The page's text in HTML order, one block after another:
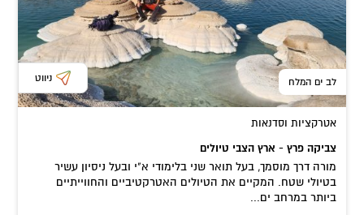
לב ים המלח ניווט
אטרקציות וסדנאות
צביקה פרץ - ארץ הצבי טיולים
מורה דרך מוסמך, בעל תואר שני בלימודי א"י ובעל ניסיון עשיר
בטיולי שטח. המקיים את הטיולים האטרקטיביים והחווייתיים
ביותר במרחב ים...